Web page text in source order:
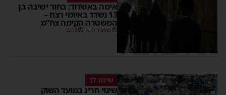
אימה באשדוד: בחור ישיבה בן
13 נשדד באיומי רצח –
המשטרה הקימה צח”מ
מנחם דויטש 22:32
שימו לב
שינוי חריג במועד השוק